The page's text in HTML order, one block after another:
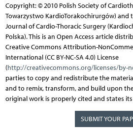
Copyright: © 2010 Polish Society of
Towarzystwo KardioTorakochirurgów) and
Journal of Cardio-Thoracic Surgery
Polska). This is an Open Access article
Creative Commons Attribution-
International (CC BY-NC-SA 4.0) License
(http://creativecommons.org/licenses/by-
parties to copy and redistribute the
and to remix, transform, and build upon
original work is properly cited and states its
SUBMIT YOUR